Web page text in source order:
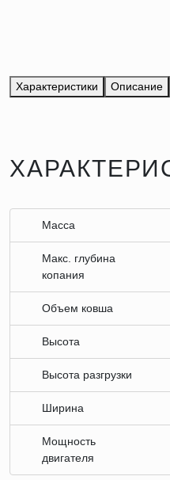
Характеристики Описание
Масса
Макс. глубина
копания
Объем ковша
Высота
Высота разгрузки
Ширина
Мощность
двигателя